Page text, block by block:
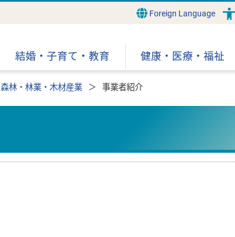
Foreign Language
結婚・子育て・教育 健康・医療・福祉
森林・林業・木材産業 事業者紹介